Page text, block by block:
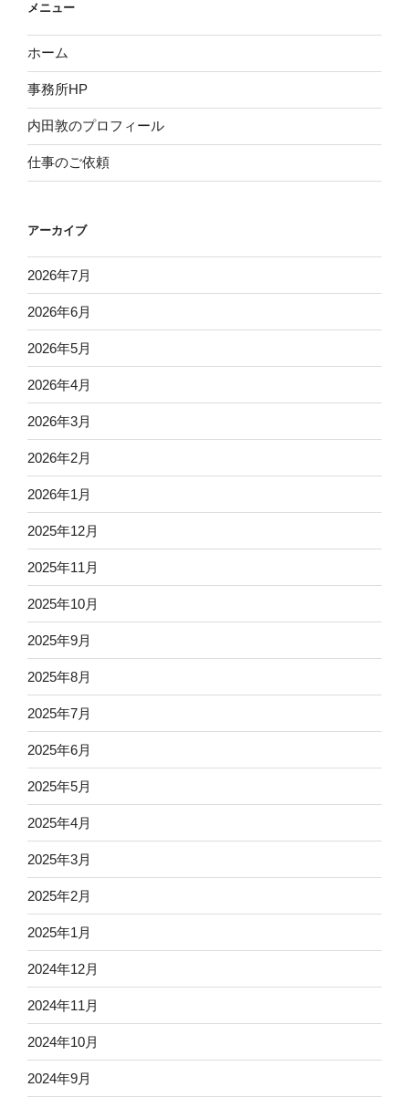
メニュー
ホーム
事務所HP
内田敦のプロフィール
仕事のご依頼
アーカイブ
2026年7月
2026年6月
2026年5月
2026年4月
2026年3月
2026年2月
2026年1月
2025年12月
2025年11月
2025年10月
2025年9月
2025年8月
2025年7月
2025年6月
2025年5月
2025年4月
2025年3月
2025年2月
2025年1月
2024年12月
2024年11月
2024年10月
2024年9月